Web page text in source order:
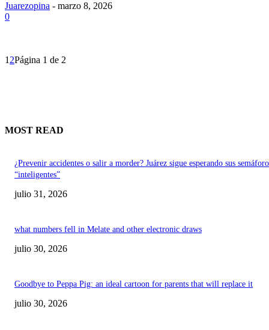
Juarezopina - marzo 8, 2026
0
1 2Página 1 de 2
MOST READ
¿Prevenir accidentes o salir a morder? Juárez sigue esperando sus
“inteligentes”
julio 31, 2026
what numbers fell in Melate and other electronic draws
julio 30, 2026
Goodbye to Peppa Pig: an ideal cartoon for parents that will replace it
julio 30, 2026